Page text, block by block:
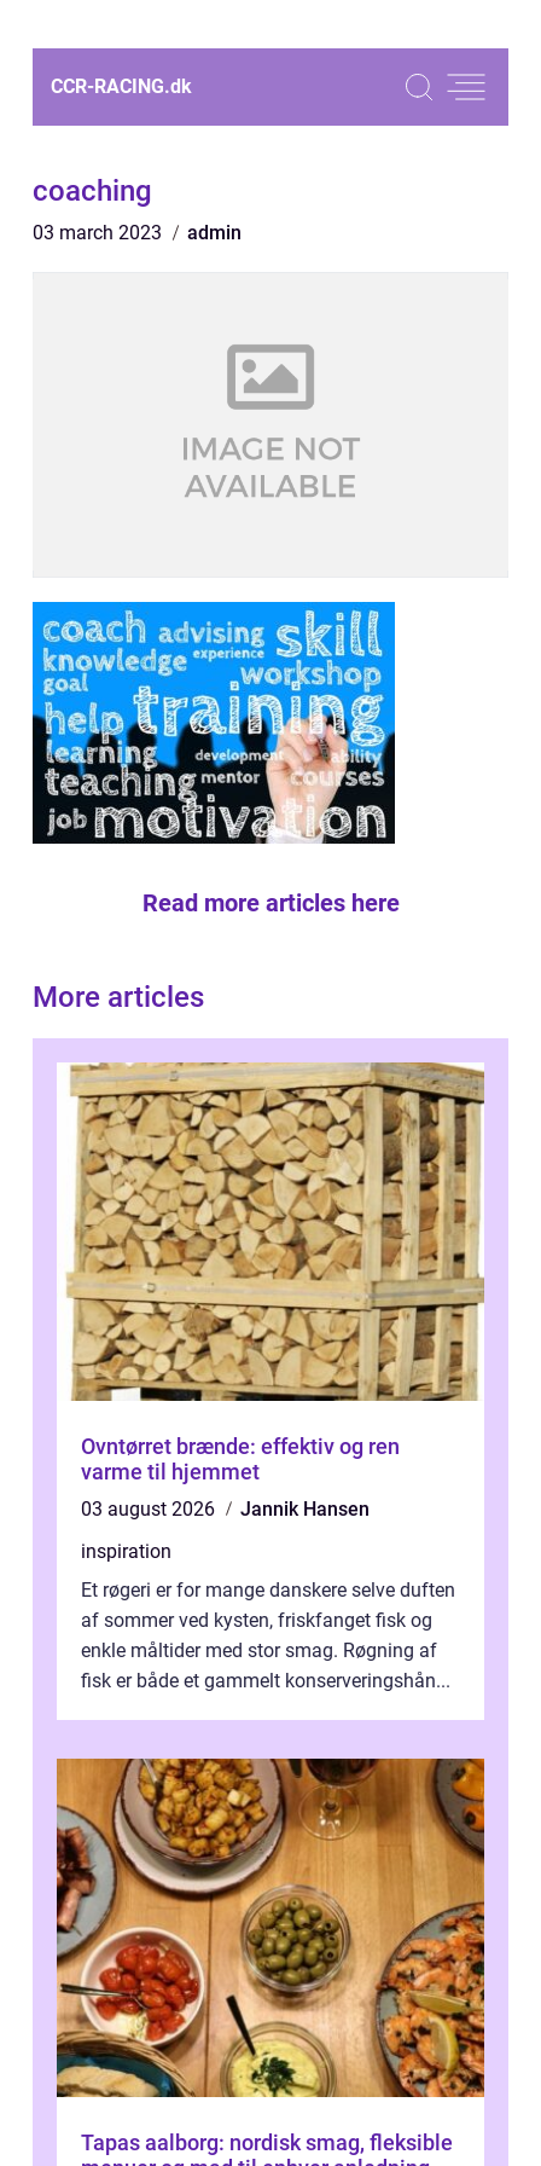
CCR-RACING.dk
coaching
03 march 2023 admin
Read more articles here
More articles
Ovntørret brænde: effektiv og ren
varme til hjemmet
03 august 2026
Jannik Hansen
inspiration
Et røgeri er for mange danskere selve duften
af sommer ved kysten, friskfanget fisk og
enkle måltider med stor smag. Røgning af
fisk er både et gammelt konserveringshån...
Tapas aalborg: nordisk smag, fleksible